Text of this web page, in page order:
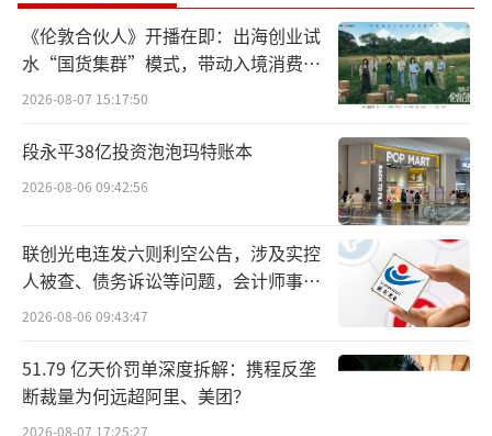
杨冬云上任后展现出坚定的改革决心，但
香飘飘的转型之路绝非坦途。
今年8月，杨冬云执掌香飘飘的首份半年报
出炉，上半年营收微增，但归母净利润依旧陷
入亏损，这也导致部分券商分析师对香飘飘的
10月下旬，上任不足一年的杨冬云匆匆辞
任，蒋建琪再次走到台前。然而，这些策略的
调整是否能够真正恢复投资者的信心，还需要
时间来验证。蒋建琪和他的香飘飘将如何在挑
战中寻找出路，这不仅是对蒋建琪个人智慧的
《伦敦合伙人》开播在即：出海创业试
水“国货集群”模式，带动入境消费反
向种草
2026-08-07 15:17:50
段永平38亿投资泡泡玛特账本
2026-08-06 09:42:56
联创光电连发六则利空公告，涉及实控
人被查、债务诉讼等问题，会计师事务
所曾出具“保留意见”
2026-08-06 09:43:47
51.79 亿天价罚单深度拆解：携程反垄
断裁量为何远超阿里、美团？
2026-08-07 17:25:27